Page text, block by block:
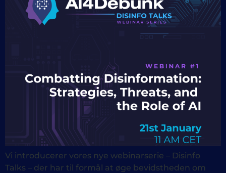
Vi introducerer vores nye webinarserie – Disinfo
Talks – der har til formål at øge bevidstheden om